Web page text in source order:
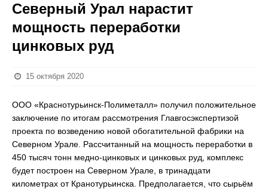
Северный Урал нарастит
мощность переработки
цинковых руд
15 октября 2020
ООО «Краснотурьинск-Полиметалл» получил положительное
заключение по итогам рассмотрения Главгосэкспертизой
проекта по возведению новой обогатительной фабрики на
Северном Урале. Рассчитанный на мощность переработки в
450 тысяч тонн медно-цинковых и цинковых руд, комплекс
будет построен на Северном Урале, в тринадцати
километрах от Кранотурьинска. Предполагается, что сырьём